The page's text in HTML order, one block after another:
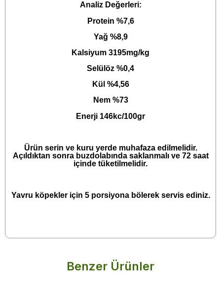
Analiz Değerleri:
Protein %7,6
Yağ %8,9
Kalsiyum 3195mg/kg
Selülöz %0,4
Kül %4,56
Nem %73
Enerji 146kc/100gr
Ürün serin ve kuru yerde muhafaza edilmelidir.
Açıldıktan sonra buzdolabında saklanmalı ve 72 saat
içinde tüketilmelidir.
Yavru köpekler için 5 porsiyona bölerek servis ediniz.
Benzer Ürünler